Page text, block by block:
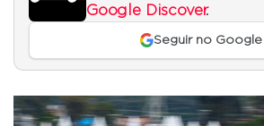
Google Discover.
Seguir no Google